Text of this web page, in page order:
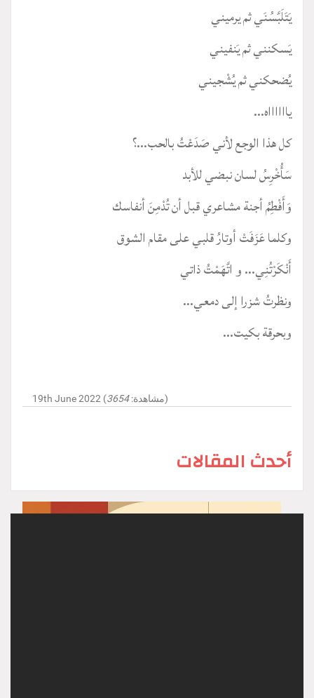
يَتَلَبَّسُنَي ثم يرميني
يَسكنني ثم يَنفيني
يُضحكني ثم يُشْجيني
يااااااه...
كل هذا الوجع لأني صَدَعْتُ بالحب...؟
سَأُخْرِسُ لسان نبضي للأبد
وَأَفْطِمُ أجنة مشاعري قبل أن تُدْمِنَ أنفاسك
وكلما عَزَفَتْ أوتارُ قلبي على مقام الشوق
أَنْكَرْتُنِي... و اتَّهَمْتُ ذاتي
ونظرتُ شزرا إلى دمعي...
وبحرقة بكيت...
19th June 2022 (مشاهدة:3654 )
أحدث المقالات